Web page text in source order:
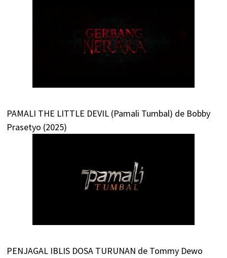
PAMALI THE LITTLE DEVIL (Pamali Tumbal) de Bobby
Prasetyo (2025)
PENJAGAL IBLIS DOSA TURUNAN de Tommy Dewo